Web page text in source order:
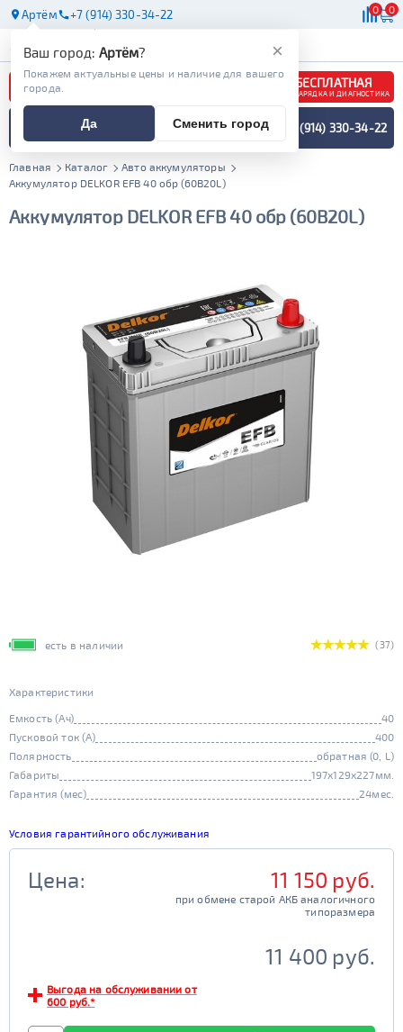
Артём +7 (914) 330-34-22 0 0
АКБ
БЕСПЛАТНАЯ
ЗАРЯДКА И ДИАГНОСТИКА
ПОДБОР АККУМУЛЯТОРА
СПЕЦИАЛИСТОМ +7 (914) 330-34-22
Главная Каталог
Авто аккумуляторы
Аккумулятор DELKOR EFB 40 обр (60B20L)
Аккумулятор DELKOR EFB 40 обр (60B20L)
есть в наличии (37)
Характеристики
Емкость (Ач)
40
Пусковой ток (А)
400
Полярность
обратная (0, L)
Габариты
197x129x227мм.
Гарантия (мес)
24мес.
Условия гарантийного обслуживания
Цена: 11 150 руб.
при обмене старой АКБ аналогичного
                                         типоразмера
11 400 руб.
Выгода на обслуживании от
600 руб.*
×
Ваш город: Артём?
Покажем актуальные цены и наличие для вашего
города.
Да Сменить город